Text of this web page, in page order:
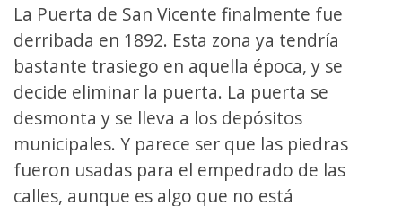
La Puerta de San Vicente finalmente fue
derribada en 1892. Esta zona ya tendría
bastante trasiego en aquella época, y se
decide eliminar la puerta. La puerta se
desmonta y se lleva a los depósitos
municipales. Y parece ser que las piedras
fueron usadas para el empedrado de las
calles, aunque es algo que no está